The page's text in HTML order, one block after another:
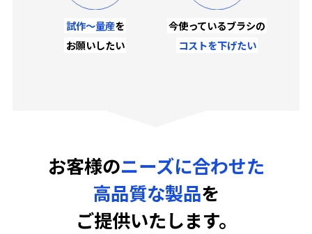
試作～量産を
お願いしたい
今使っているブラシの
コストを下げたい
お客様のニーズに合わせた
高品質な製品を
ご提供いたします。